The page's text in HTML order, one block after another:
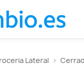
Lateral